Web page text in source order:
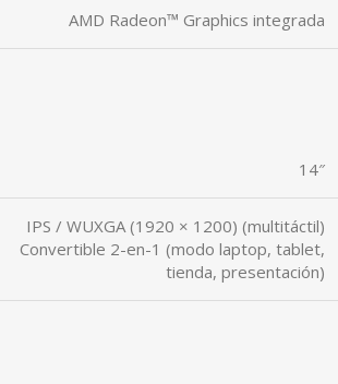
AMD Radeon™ Graphics integrada
14″
IPS / WUXGA (1920 × 1200) (multitáctil)
Convertible 2-en-1 (modo laptop, tablet,
tienda, presentación)